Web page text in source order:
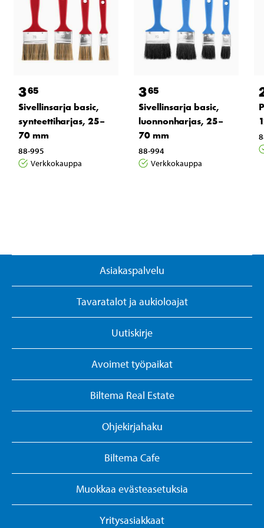
365
Sivellinsarja basic,
synteettiharjas, 25–
70 mm
88-995
Verkkokauppa
365
Sivellinsarja basic,
luonnonharjas, 25–
70 mm
88-994
Verkkokauppa
Asiakaspalvelu
Tavaratalot ja aukioloajat
Uutiskirje
Avoimet työpaikat
Biltema Real Estate
Ohjekirjahaku
Biltema Cafe
Muokkaa evästeasetuksia
Yritysasiakkaat